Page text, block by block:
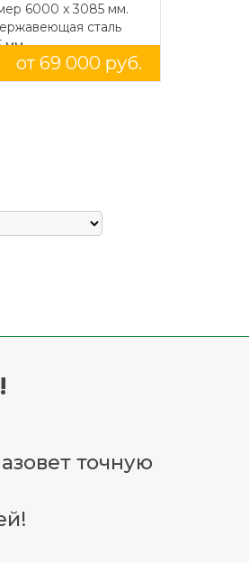
6000 x 3085 мм.
сталь
мм.
от 69 000 руб.
точную